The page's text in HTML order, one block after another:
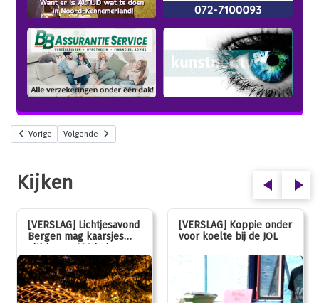
Vorige Volgende
Kijken
[VERSLAG] Lichtjesavond
Bergen mag kaarsjes
uitblazen: 100 jarig
jubileum!
[VERSLAG] Koppie onder
voor koelte bij de JOL